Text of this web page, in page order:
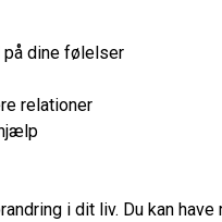
dine følelser
relationer
i dit liv. Du kan